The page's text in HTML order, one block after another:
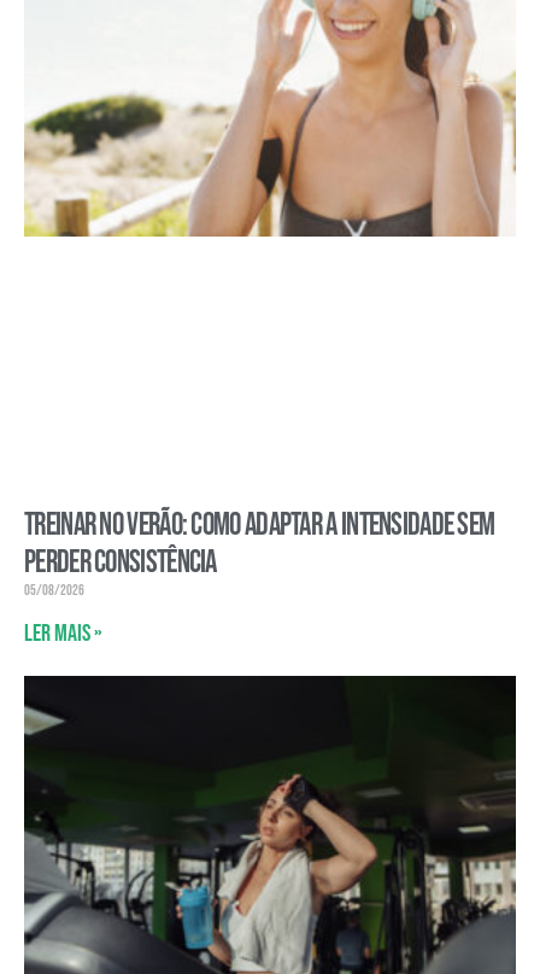
Treinar no verão: como adaptar a intensidade sem
perder consistência
05/08/2026
Ler mais »